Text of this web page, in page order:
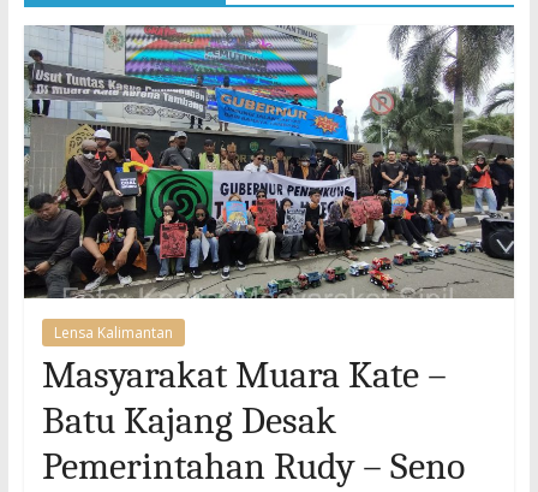
Lensa Kalimantan
Masyarakat Muara Kate –
Batu Kajang Desak
Pemerintahan Rudy – Seno